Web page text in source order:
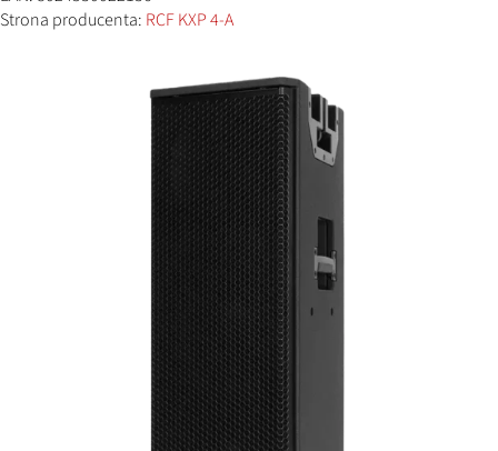
Strona producenta: RCF KXP 4-A